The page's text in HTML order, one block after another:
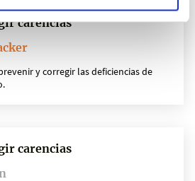
carencias
y corregir las deficiencias de
carencias